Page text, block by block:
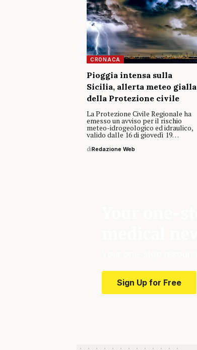
CRONACA
Pioggia intensa sulla
Sicilia, allerta meteo gialla
della Protezione civile
La Protezione Civile Regionale ha
emesso un avviso per il rischio
meteo-idrogeologico ed idraulico,
valido dalle 16 di giovedì 19…
diRedazione Web
Sign Up for Free